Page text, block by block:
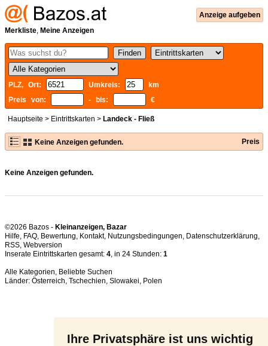
Ihre Privatsphäre ist uns wichtig
Anzeige aufgeben
Merkliste, Meine Anzeigen
PLZ, Ort: Umkreis:
km
Preis von:
- bis: €
Hauptseite > Eintrittskarten > Landeck - Fließ
Keine Anzeigen gefunden. Preis
Keine Anzeigen gefunden.
©2026 Bazos - Kleinanzeigen, Bazar
Hilfe, FAQ, Bewertung, Kontakt, Nutzungsbedingungen, Datenschutzerklärung,
RSS,
Inserate Eintrittskarten gesamt: 4, in 24 Stunden: 1
Alle Kategorien, Beliebte Suchen
Länder: Österreich, Tschechien, Slowakei, Polen